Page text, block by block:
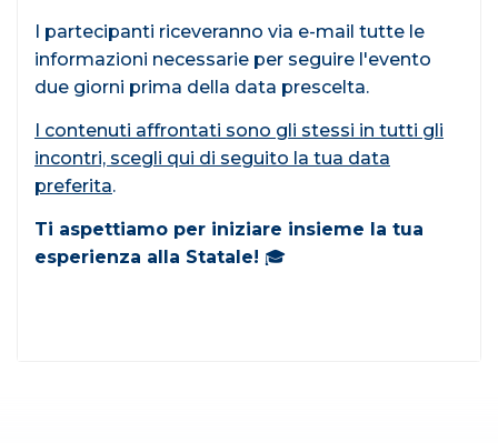
I partecipanti riceveranno via e-mail tutte le
informazioni necessarie per seguire l'evento
due giorni prima della data prescelta.
I contenuti affrontati sono gli stessi in tutti gli
incontri, scegli qui di seguito la tua data
preferita.
Ti aspettiamo per iniziare insieme la tua
esperienza alla Statale! 🎓